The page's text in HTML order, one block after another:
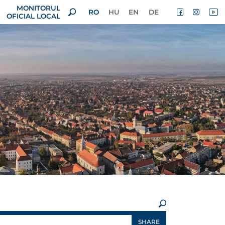
MONITORUL
OFICIAL LOCAL
RO HU EN DE
SHARE